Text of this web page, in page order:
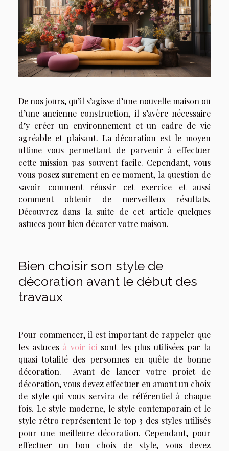
De nos jours, qu’il s’agisse d’une nouvelle maison ou
d’une ancienne construction, il s’avère nécessaire
d’y créer un environnement et un cadre de vie
agréable et plaisant. La décoration est le moyen
ultime vous permettant de parvenir à effectuer
cette mission pas souvent facile. Cependant, vous
vous posez surement en ce moment, la question de
savoir comment réussir cet exercice et aussi
comment obtenir de merveilleux résultats.
Découvrez dans la suite de cet article quelques
astuces pour bien décorer votre maison.
Bien choisir son style de
décoration avant le début des
travaux
Pour commencer, il est important de rappeler que
les astuces à voir ici sont les plus utilisées par la
quasi-totalité des personnes en quête de bonne
décoration. Avant de lancer votre projet de
décoration, vous devez effectuer en amont un choix
de style qui vous servira de référentiel à chaque
fois. Le style moderne, le style contemporain et le
style rétro représentent le top 3 des styles utilisés
pour une meilleure décoration. Cependant, pour
effectuer un bon choix de style, vous devez